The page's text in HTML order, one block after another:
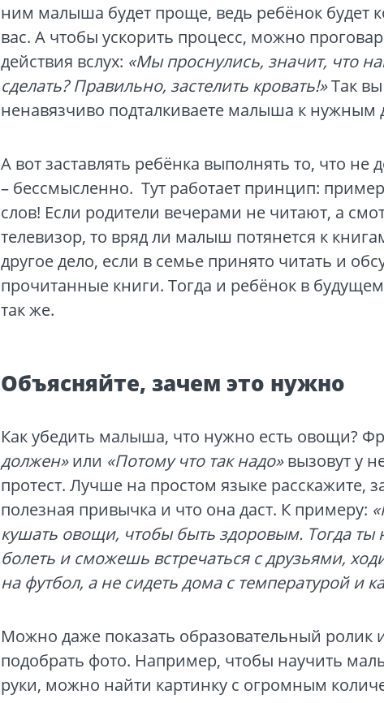
ним малыша будет проще, ведь ребёнок будет
вас. А чтобы ускорить процесс, можно
действия вслух: «Мы проснулись, значит, что
сделать? Правильно, застелить кровать!»Так вы
ненавязчиво подталкиваете малыша к нужным
А вот заставлять ребёнка выполнять то, что не
– бессмысленно. Тут работает принцип:
слов! Если родители вечерами не читают, а
телевизор, то вряд ли малыш потянется к
другое дело, если в семье принято читать и
прочитанные книги. Тогда и ребёнок в будущем
так же.
Объясняйте, зачем это нужно
Как убедить малыша, что нужно есть овощи?
должен»или «Потому что так надо»вызовут у
протест. Лучше на простом языке расскажите,
полезная привычка и что она даст. К примеру:
кушать овощи, чтобы быть здоровым. Тогда ты
болеть и сможешь встречаться с друзьями,
на футбол, а не сидеть дома с температурой и
Можно даже показать образовательный ролик
подобрать фото. Например, чтобы научить
руки, можно найти картинку с огромным